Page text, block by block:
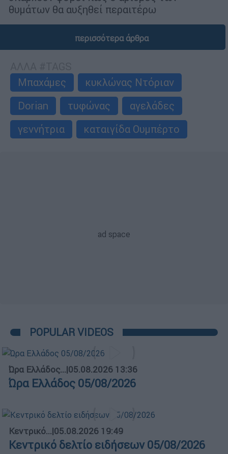
θυμάτων θα αυξηθεί περαιτέρω
περισσότερα άρθρα
Μπαχάμες
κυκλώνας Ντόριαν
Dorian
τυφώνας
αγελάδες
γεννήτρια
καταιγίδα Ουμπέρτο
POPULAR VIDEOS
Ώρα Ελλάδος...|05.08.2026 13:36
Ώρα Ελλάδος 05/08/2026
Κεντρικό...|05.08.2026 19:49
Κεντρικό δελτίο ειδήσεων 05/08/2026